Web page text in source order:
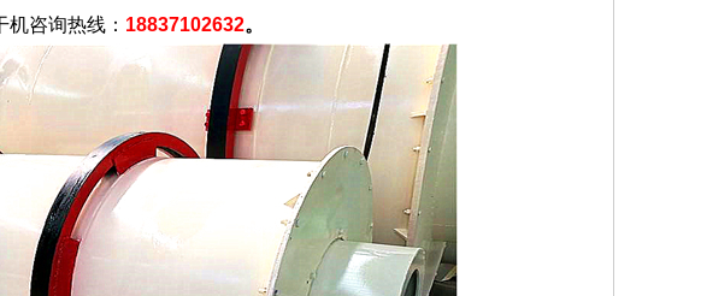
咨询热线： 18837102632。